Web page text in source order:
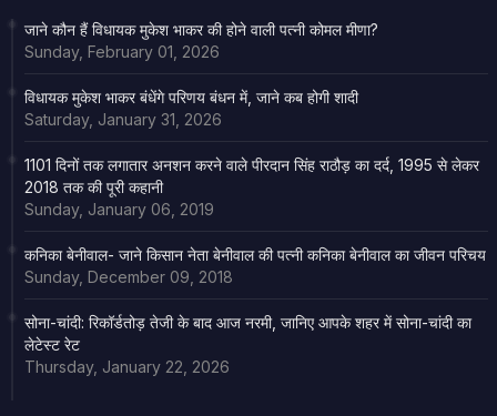
जाने कौन हैं विधायक मुकेश भाकर की होने वाली पत्नी कोमल मीणा?
Sunday, February 01, 2026
विधायक मुकेश भाकर बंधेंगे परिणय बंधन में, जाने कब होगी शादी
Saturday, January 31, 2026
1101 दिनों तक लगातार अनशन करने वाले पीरदान सिंह राठौड़ का दर्द, 1995 से लेकर
2018 तक की पूरी कहानी
Sunday, January 06, 2019
कनिका बेनीवाल- जाने किसान नेता बेनीवाल की पत्नी कनिका बेनीवाल का जीवन परिचय
Sunday, December 09, 2018
सोना-चांदी: रिकॉर्डतोड़ तेजी के बाद आज नरमी, जानिए आपके शहर में सोना-चांदी का
लेटेस्ट रेट
Thursday, January 22, 2026